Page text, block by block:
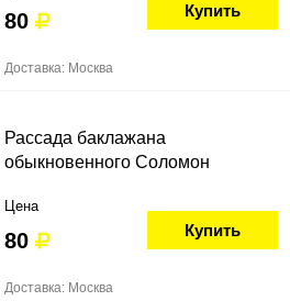
80 Купить
Доставка: Москва
Рассада баклажана
обыкновенного Соломон
Цена
80 Купить
Доставка: Москва